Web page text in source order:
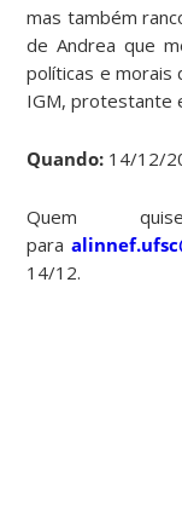
mas também
de Andrea que
políticas e morais
IGM, protestante
Quando: 14/12/
Quem
para
14/12.